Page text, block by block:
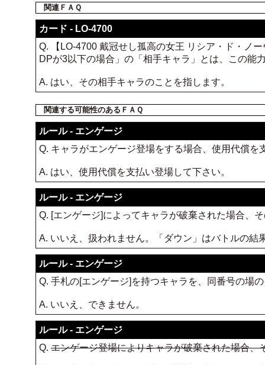
関連ＦＡＱ
カード - LO-4700
Q. 【LO-4700 戴冠せし孤高の女王 リシア・ド・ノ
DPが3以下の場合」の「相手キャラ」とは、この能
A. はい、その相手キャラのことを指します。
関連する可能性のあるＦＡＱ
ルール - エンゲージ
Q. キャラがエンゲージ登場をする場合、使用代償を
A. はい、使用代償を支払い登場して下さい。
ルール - エンゲージ
Q. [エンゲージ]によってキャラが破棄された場合、
A. いいえ、扱われません。「ダウン」はバトルの結
ルール - エンゲージ
Q. 手札の[エンゲージ]を持つキャラを、同番号の場
A. いいえ、できません。
ルール - エンゲージ
Q. エンゲージ登場によりキャラが破棄された場合、